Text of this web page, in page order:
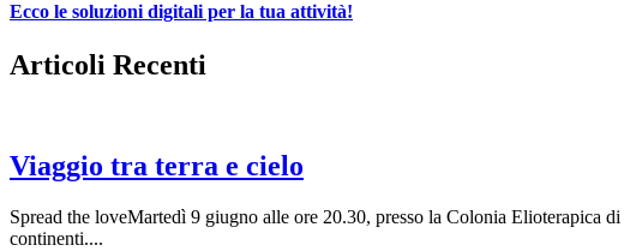
Ecco le soluzioni digitali per la tua attività!
Articoli Recenti
Viaggio tra terra e cielo
Spread the loveMartedì 9 giugno alle ore 20.30, presso la Colonia Elioterapica
continenti....